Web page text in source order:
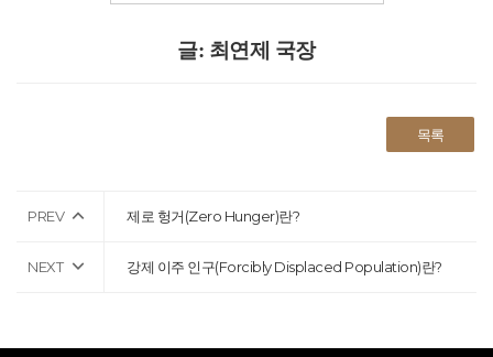
글: 최연제 국장
목록
PREV 제로 헝거(Zero Hunger)란?
NEXT 강제 이주 인구(Forcibly Displaced Population)란?